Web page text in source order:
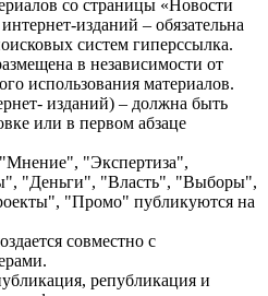
со страницы «Новости
изданий – обязательна
систем гиперссылка.
в независимости от
использования материалов.
изданий) – должна быть
или в первом абзаце
"Экспертиза",
"Деньги", "Власть", "Выборы",
"Промо" публикуются на
совместно с
републикация и